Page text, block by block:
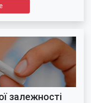
залежності